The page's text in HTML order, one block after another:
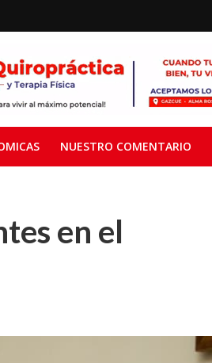
NUESTRO COMENTARIO
en el